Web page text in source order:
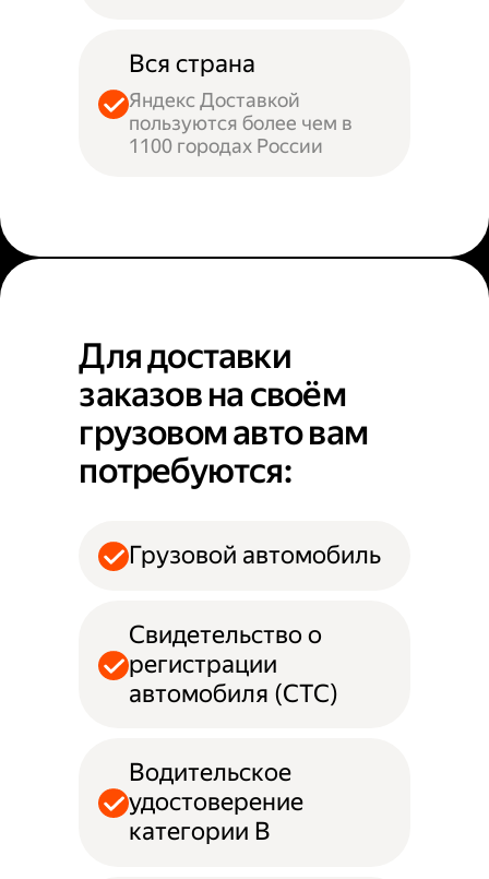
Вся страна
Яндекс Доставкой
пользуются более чем в
1100 городах России
Для доставки
заказов на своём
грузовом авто вам
потребуются:
Грузовой автомобиль
Свидетельство о
регистрации
автомобиля (СТС)
Водительское
удостоверение
категории B